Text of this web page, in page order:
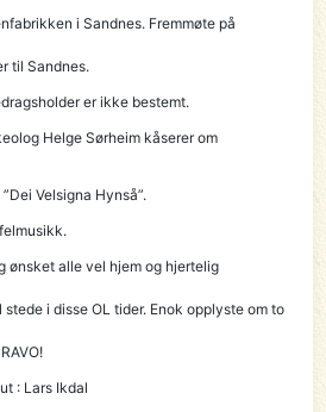
i Sandnes. Fremmøte på
til Sandnes.
er ikke bestemt.
Helge Sørheim kåserer om
Velsigna Hynså”.
ønsket alle vel hjem og hjertelig
i disse OL tider. Enok opplyste om to
: Lars Ikdal